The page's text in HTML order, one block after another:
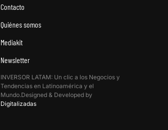
Contacto
Quiénes somos
Mediakit
Newsletter
INVERSOR LATAM: Un clic a los Negocios y
Tendencias en Latinoamérica y el
Mundo.Designed & Developed by
Digitalizadas